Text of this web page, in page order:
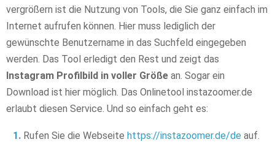
vergrößern ist die Nutzung von Tools, die Sie ganz einfach im
Internet aufrufen können. Hier muss lediglich der
gewünschte Benutzername in das Suchfeld eingegeben
werden. Das Tool erledigt den Rest und zeigt das
Instagram Profilbild in voller Größe an. Sogar ein
Download ist hier möglich. Das Onlinetool instazoomer.de
erlaubt diesen Service. Und so einfach geht es:
Rufen Sie die Webseite https://instazoomer.de/de auf.